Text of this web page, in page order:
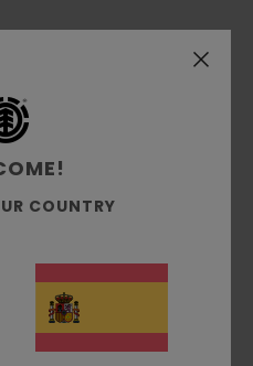
Mainline
[125 g / m2]
Viscosa con certificado
frontal y botones
en el pecho
en parte inferior
COUNTRY